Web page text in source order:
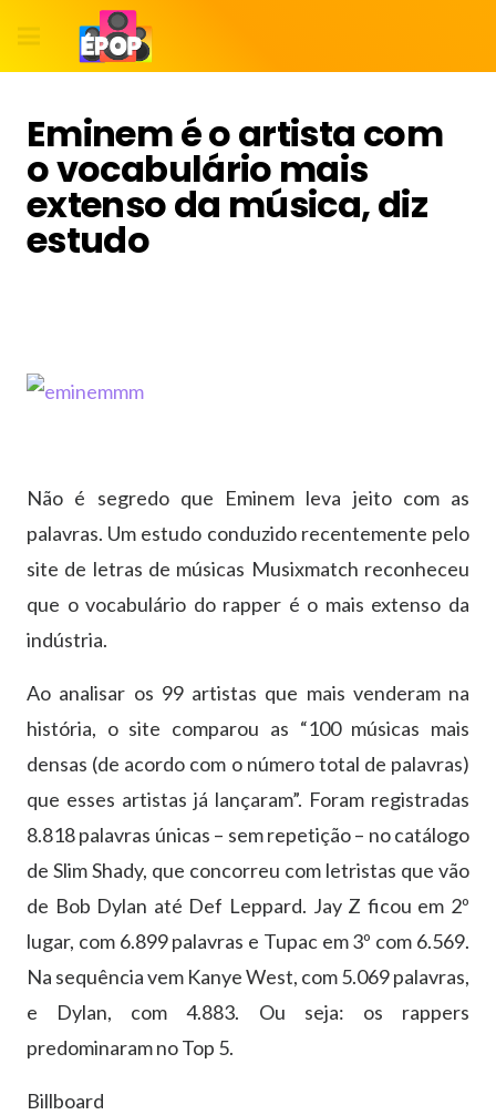
Eminem é o artista com
o vocabulário mais
extenso da música, diz
estudo
Não é segredo que Eminem leva jeito com as
palavras. Um estudo conduzido recentemente pelo
site de letras de músicas Musixmatch reconheceu
que o vocabulário do rapper é o mais extenso da
indústria.
Ao analisar os 99 artistas que mais venderam na
história, o site comparou as “100 músicas mais
densas (de acordo com o número total de palavras)
que esses artistas já lançaram”. Foram registradas
8.818 palavras únicas – sem repetição – no catálogo
de Slim Shady, que concorreu com letristas que vão
de Bob Dylan até Def Leppard. Jay Z ficou em 2º
lugar, com 6.899 palavras e Tupac em 3º com 6.569.
Na sequência vem Kanye West, com 5.069 palavras,
e Dylan, com 4.883. Ou seja: os rappers
predominaram no Top 5.
Billboard